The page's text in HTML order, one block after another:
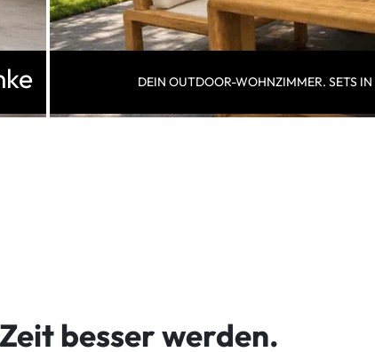
DEIN OUTDOOR-WOHNZIMMER. SETS
besser werden.